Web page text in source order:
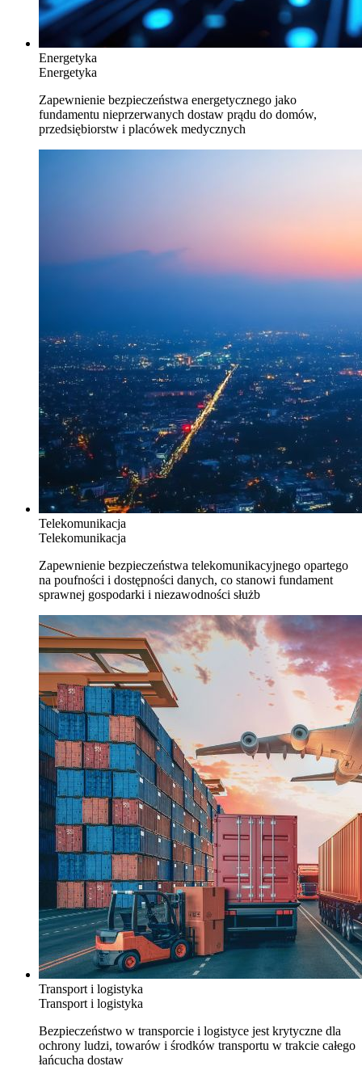
Energetyka
Energetyka
Zapewnienie bezpieczeństwa energetycznego jako
fundamentu nieprzerwanych dostaw prądu do domów,
przedsiębiorstw i placówek medycznych
Telekomunikacja
Telekomunikacja
Zapewnienie bezpieczeństwa telekomunikacyjnego opartego
na poufności i dostępności danych, co stanowi fundament
sprawnej gospodarki i niezawodności służb
Transport i logistyka
Transport i logistyka
Bezpieczeństwo w transporcie i logistyce jest krytyczne dla
ochrony ludzi, towarów i środków transportu w trakcie całego
łańcucha dostaw